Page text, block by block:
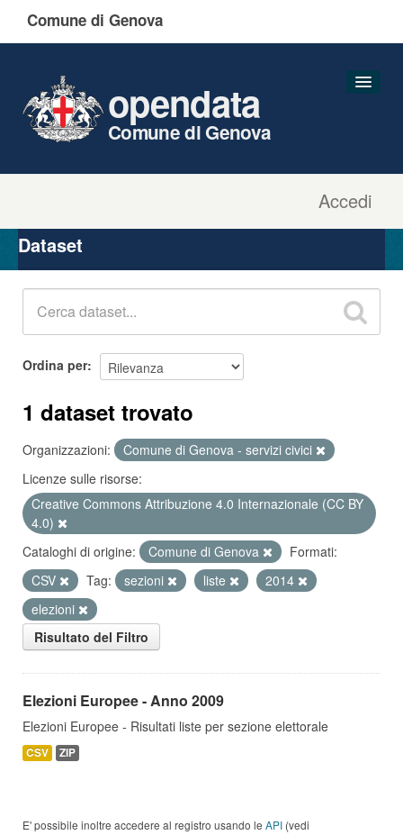
Comune di Genova
Accedi
opendata
Comune di Genova
Organizzazioni
Gruppi
Dataset
Ordina per
1 dataset trovato
Organizzazioni:
Comune di Genova - servizi civici
Licenze sulle risorse:
Creative Commons Attribuzione 4.0 Internazionale (CC BY
4.0)
Cataloghi di origine:
Comune di Genova
Formati:
CSV
Tag: sezioni liste
2014
elezioni
Risultato del Filtro
Elezioni Europee - Anno 2009
Elezioni Europee - Risultati liste per sezione elettorale
CSV ZIP
E' possibile inoltre accedere al registro usando le API (vedi